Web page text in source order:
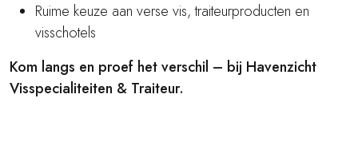
Ruime keuze aan verse vis, traiteurproducten en
visschotels
Kom langs en proef het verschil – bij Havenzicht
Visspecialiteiten & Traiteur.